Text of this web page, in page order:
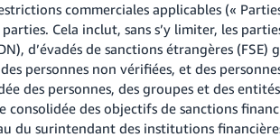
commerciales applicables («
Cela inclut, sans s’y limiter, les
d’évadés de sanctions étrangères
personnes non vérifiées, et des
des personnes, des groupes et des
consolidée des objectifs de sanctions
du surintendant des institutions